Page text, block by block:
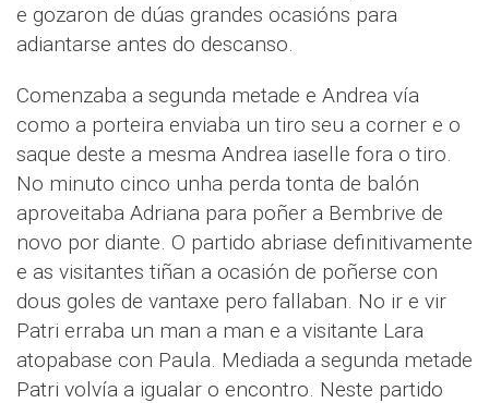
e gozaron de dúas grandes ocasións para
adiantarse antes do descanso.
Comenzaba a segunda metade e Andrea vía
como a porteira enviaba un tiro seu a corner e o
saque deste a mesma Andrea iaselle fora o tiro.
No minuto cinco unha perda tonta de balón
aproveitaba Adriana para poñer a Bembrive de
novo por diante. O partido abriase definitivamente
e as visitantes tiñan a ocasión de poñerse con
dous goles de vantaxe pero fallaban. No ir e vir
Patri erraba un man a man e a visitante Lara
atopabase con Paula. Mediada a segunda metade
Patri volvía a igualar o encontro. Neste partido